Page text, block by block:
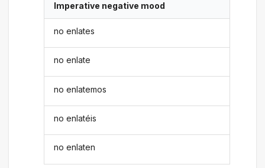
Imperative negative mood
no enlates
no enlate
no enlatemos
no enlatéis
no enlaten